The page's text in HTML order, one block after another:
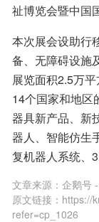
祉博览会暨中国
本次展会设助行
备、无障碍设施
展览面积2.5万
14个国家和地区
器具新产品、新
器人、智能仿生
复机器人系统、
文章来源： 企鹅号
原文链接： https://
refer=cp_1026